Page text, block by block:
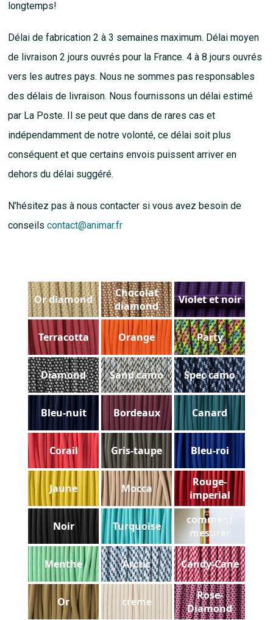
longtemps!
Délai de fabrication 2 à 3 semaines maximum. Délai moyen
de livraison 2 jours ouvrés pour la France. 4 à 8 jours ouvrés
vers les autres pays. Nous ne sommes pas responsables
des délais de livraison. Nous fournissons un délai estimé
par La Poste. Il se peut que dans de rares cas et
indépendamment de notre volonté, ce délai soit plus
conséquent et que certains envois puissent arriver en
dehors du délai suggéré.
N’hésitez pas à nous contacter si vous avez besoin de
conseils contact@animar.fr
Or diamond
Chocolat
diamond
Violet et noir
Terracotta Orange Party
Diamond Sand camo Spec camo
Bleu-nuit Bordeaux Canard
Corail Gris-taupe Bleu-roi
Jaune Mocca
Rouge-
imperial
Noir Turquoise
comment
mesurer
Menthe Arctic Candy-Cane
Or creme
Rose-
Diamond